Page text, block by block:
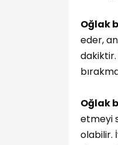
Oğlak
eder,
dakiktir.
Oğlak
etmeyi
olabilir.